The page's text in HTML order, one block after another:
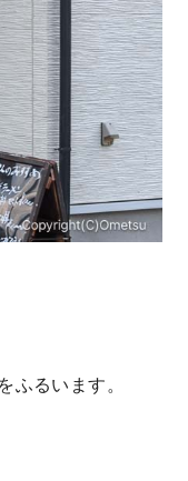
るいます。